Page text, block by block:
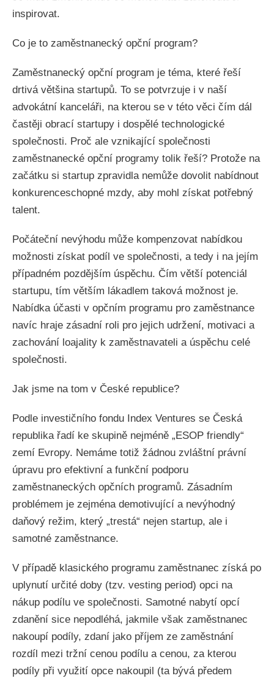
inspirovat.
Co je to zaměstnanecký opční program?
Zaměstnanecký opční program je téma, které řeší
drtivá většina startupů. To se potvrzuje i v naší
advokátní kanceláři, na kterou se v této věci čím dál
častěji obrací startupy i dospělé technologické
společnosti. Proč ale vznikající společnosti
zaměstnanecké opční programy tolik řeší? Protože na
začátku si startup zpravidla nemůže dovolit nabídnout
konkurenceschopné mzdy, aby mohl získat potřebný
talent.
Počáteční nevýhodu může kompenzovat nabídkou
možnosti získat podíl ve společnosti, a tedy i na jejím
případném pozdějším úspěchu. Čím větší potenciál
startupu, tím větším lákadlem taková možnost je.
Nabídka účasti v opčním programu pro zaměstnance
navíc hraje zásadní roli pro jejich udržení, motivaci a
zachování loajality k zaměstnavateli a úspěchu celé
společnosti.
Jak jsme na tom v České republice?
Podle investičního fondu Index Ventures se Česká
republika řadí ke skupině nejméně „ESOP friendly“
zemí Evropy. Nemáme totiž žádnou zvláštní právní
úpravu pro efektivní a funkční podporu
zaměstnaneckých opčních programů. Zásadním
problémem je zejména demotivující a nevýhodný
daňový režim, který „trestá“ nejen startup, ale i
samotné zaměstnance.
V případě klasického programu zaměstnanec získá po
uplynutí určité doby (tzv. vesting period) opci na
nákup podílu ve společnosti. Samotné nabytí opcí
zdanění sice nepodléhá, jakmile však zaměstnanec
nakoupí podíly, zdaní jako příjem ze zaměstnání
rozdíl mezi tržní cenou podílu a cenou, za kterou
podíly při využití opce nakoupil (ta bývá předem